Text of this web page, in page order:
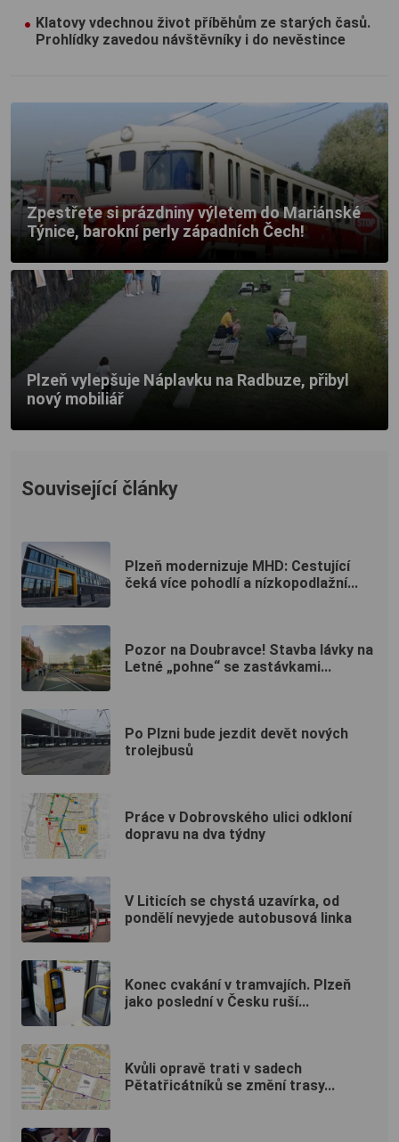
Klatovy vdechnou život příběhům ze starých časů.
Prohlídky zavedou návštěvníky i do nevěstince
Zpestřete si prázdniny výletem do Mariánské
Týnice, barokní perly západních Čech!
Plzeň vylepšuje Náplavku na Radbuze, přibyl
nový mobiliář
Související články
Plzeň modernizuje MHD: Cestující
čeká více pohodlí a nízkopodlažní...
Pozor na Doubravce! Stavba lávky na
Letné „pohne“ se zastávkami...
Po Plzni bude jezdit devět nových
trolejbusů
Práce v Dobrovského ulici odkloní
dopravu na dva týdny
V Liticích se chystá uzavírka, od
pondělí nevyjede autobusová linka
Konec cvakání v tramvajích. Plzeň
jako poslední v Česku ruší...
Kvůli opravě trati v sadech
Pětatřicátníků se změní trasy...